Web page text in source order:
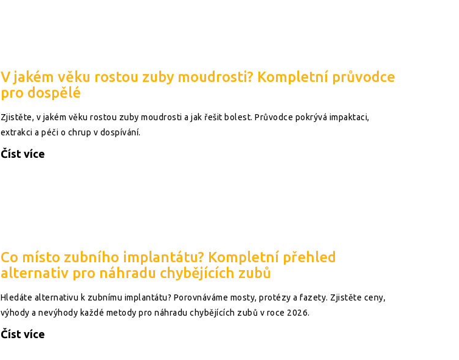
V jakém věku rostou zuby moudrosti? Kompletní průvodce
pro dospělé
Zjistěte, v jakém věku rostou zuby moudrosti a jak řešit bolest. Průvodce pokrývá impaktaci,
extrakci a péči o chrup v dospívání.
Číst více
Co místo zubního implantátu? Kompletní přehled
alternativ pro náhradu chybějících zubů
Hledáte alternativu k zubnímu implantátu? Porovnáváme mosty, protézy a fazety. Zjistěte ceny,
výhody a nevýhody každé metody pro náhradu chybějících zubů v roce 2026.
Číst více